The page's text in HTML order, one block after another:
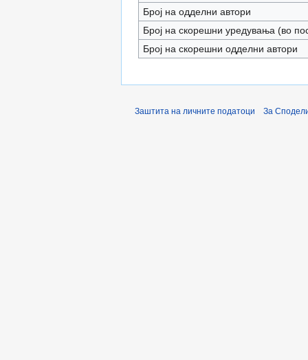
Број на одделни автори
Број на скорешни уредувања (во
Број на скорешни одделни автори
Заштита на личните податоци За